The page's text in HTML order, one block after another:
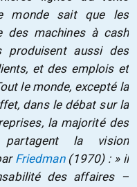
monde sait que les
des machines à cash
produisent aussi des
et des emplois et
le monde, excepté la
dans le débat sur la
la majorité des
partagent la vision
Friedman(1970) : » il
des affaires –